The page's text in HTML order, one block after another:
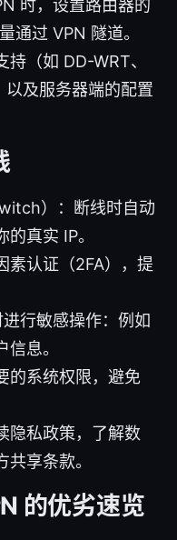
时，设置路由器的
通过 VPN 隧道。
（如 DD-WRT、
及服务器端的配置
）：断线时自动
真实 IP。
素认证（2FA），提
行敏感操作：例如
息。
的系统权限，避免
隐私政策，了解数
享条款。
的优劣速览